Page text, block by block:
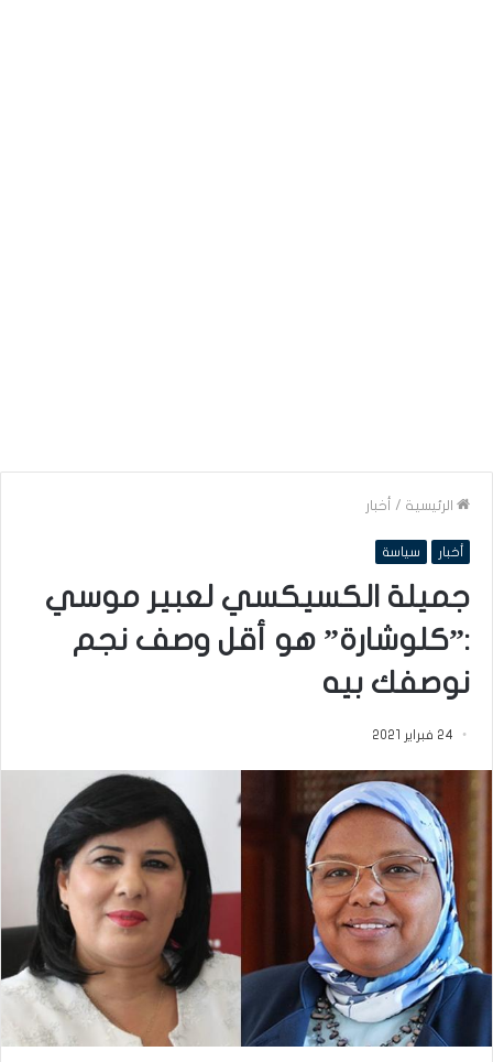
الرئيسية / أخبار
أخبار سياسة
جميلة الكسيكسي لعبير موسي
:”كلوشارة” هو أقل وصف نجم
نوصفك بيه
24 فبراير 2021